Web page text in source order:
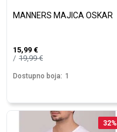
MANNERS MAJICA OSKAR
15,99 €
19,99€
Dostupno boja: 1
32%